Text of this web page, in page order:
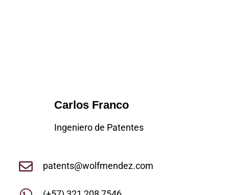
Carlos Franco
Ingeniero de Patentes
patents@wolfmendez.com